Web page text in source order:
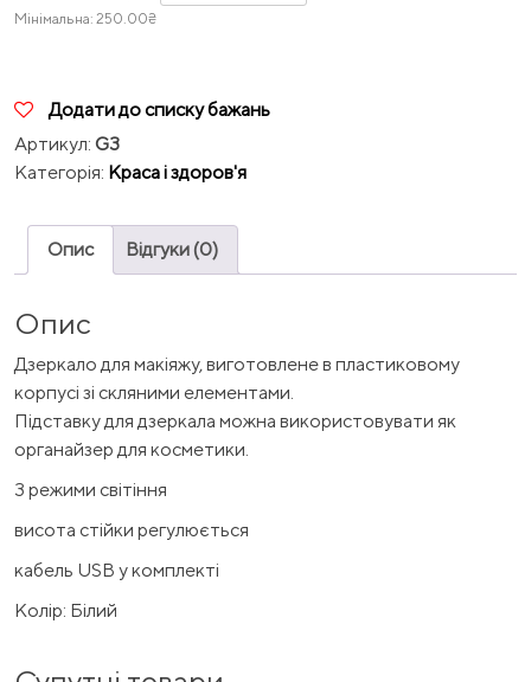
Мінімальна: 250.00₴
Додати до списку бажань
Артикул: G3
Категорія: Краса і здоров'я
Опис Відгуки (0)
Опис
Дзеркало для макіяжу, виготовлене в пластиковому
корпусі зі скляними елементами.
Підставку для дзеркала можна використовувати як
органайзер для косметики.
3 режими світіння
висота стійки регулюється
кабель USB у комплекті
Колір: Білий